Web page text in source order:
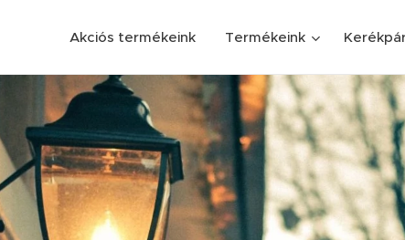
Akciós termékeink Termékeink